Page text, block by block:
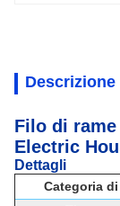
Filo di rame
Electric
Dettagli
Categoria